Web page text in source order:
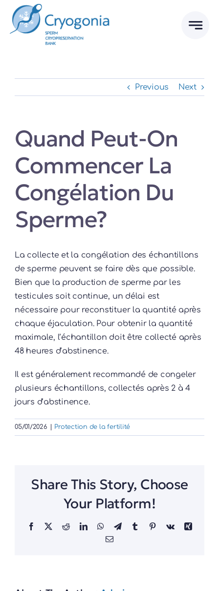
Skip
content
Previous Next
Quand Peut-On
Commencer La
Congélation Du
Sperme?
La collecte et la congélation des échantillons
de sperme peuvent se faire dès que possible.
Bien que la production de sperme par les
testicules soit continue, un délai est
nécessaire pour reconstituer la quantité après
chaque éjaculation. Pour obtenir la quantité
maximale, l’échantillon doit être collecté après
48 heures d’abstinence.
Il est généralement recommandé de congeler
plusieurs échantillons, collectés après 2 à 4
jours d’abstinence.
05/01/2026 Protection de la fertilité
Share This Story, Choose
Your Platform!
Facebook RedditLinkedInWhatsApp
TelegramTumblrPinterestVk
Xing
Email